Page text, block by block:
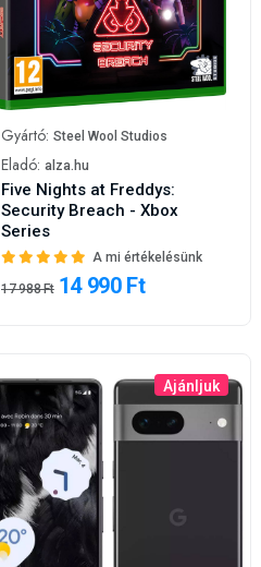
Gyártó: Steel Wool Studios
Eladó: alza.hu
Five Nights at Freddys:
Security Breach - Xbox
Series
A mi értékelésünk
17 988 Ft 14 990 Ft
Ajánljuk